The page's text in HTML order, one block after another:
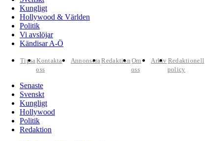
Kungligt
Hollywood & Världen
Politik
Vi avslöjar
Kändisar A-Ö
TipsaKontakta
oss
AnnonseraRedaktion Om
oss
Arkiv Redaktionell
policy
Senaste
Svenskt
Kungligt
Hollywood
Politik
Redaktion